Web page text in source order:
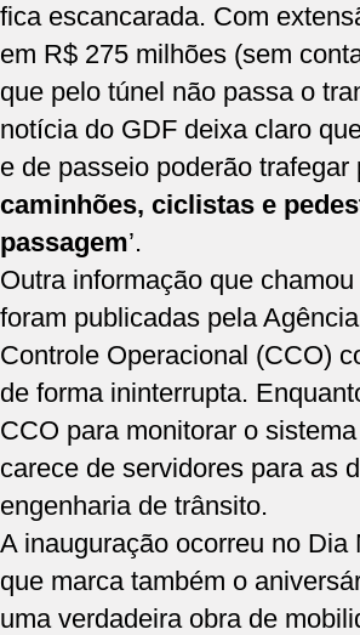
fica escancarada. Com
em R$ 275 milhões (sem
que pelo túnel não passa o
notícia do GDF deixa claro
e de passeio poderão
caminhões, ciclistas e
passagem’.
Outra informação que
foram publicadas pela
Controle Operacional (CCO)
de forma ininterrupta.
CCO para monitorar o
carece de servidores para as
engenharia de trânsito.
A inauguração ocorreu no
que marca também o
uma verdadeira obra de